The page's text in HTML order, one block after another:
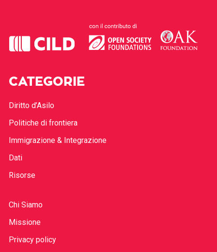
CATEGORIE
Diritto d’Asilo
Politiche di frontiera
Immigrazione & Integrazione
Dati
Risorse
Chi Siamo
Missione
Privacy policy